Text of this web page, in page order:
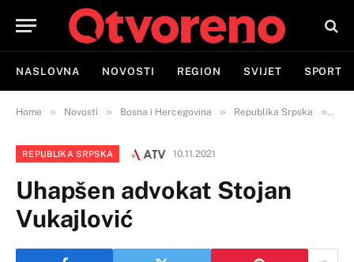
NASLOVNA NOVOSTI REGION SVIJET SPORT
Home » Novosti » Bosna i Hercegovina » Republika Srpska »
REPUBLIKA SRPSKA 10.11.2021
Uhapšen advokat Stojan
Vukajlović